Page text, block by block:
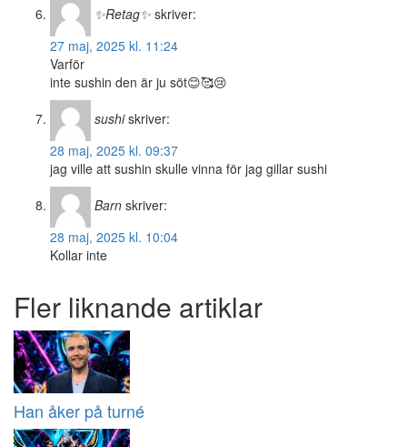
✨Retag✨ skriver:
27 maj, 2025 kl. 11:24
Varför
inte sushin den är ju söt😊🥰😢
sushi skriver:
28 maj, 2025 kl. 09:37
jag ville att sushin skulle vinna för jag gillar sushi
Barn skriver:
28 maj, 2025 kl. 10:04
Kollar inte
Fler liknande artiklar
Han åker på turné